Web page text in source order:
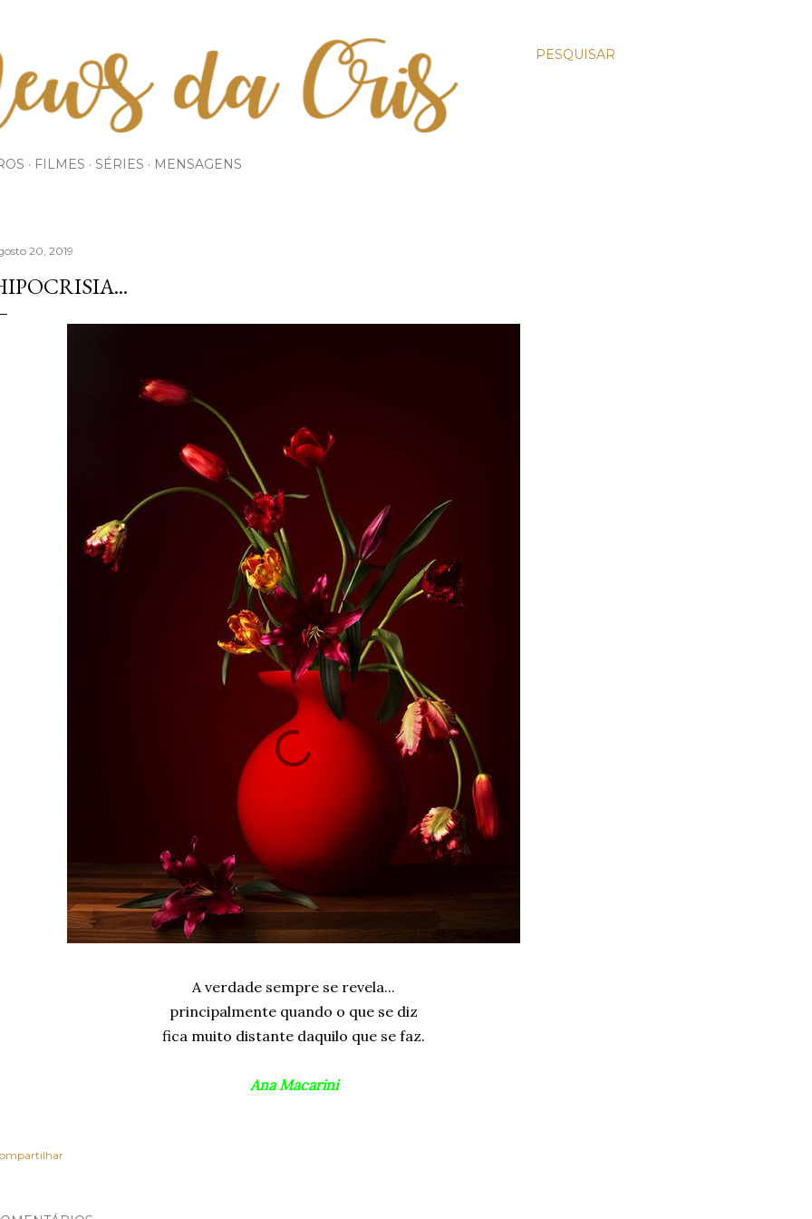
PESQUISAR
FILMES SÉRIES MENSAGENS
20, 2019
A verdade sempre se revela...
principalmente quando o que se diz
fica muito distante daquilo que se faz.
Ana Macarini